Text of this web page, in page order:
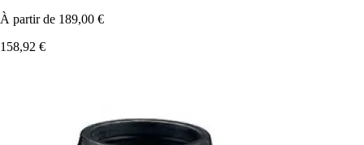
À partir de 189,00 €
158,92 €